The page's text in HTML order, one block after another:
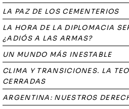
LA PAZ DE LOS CEMENTERIOS
LA HORA DE LA DIPLOMACIA
¿ADIÓS A LAS ARMAS?
UN MUNDO MÁS INESTABLE
CLIMA Y TRANSICIONES. LA
CERRADAS
ARGENTINA: NUESTROS